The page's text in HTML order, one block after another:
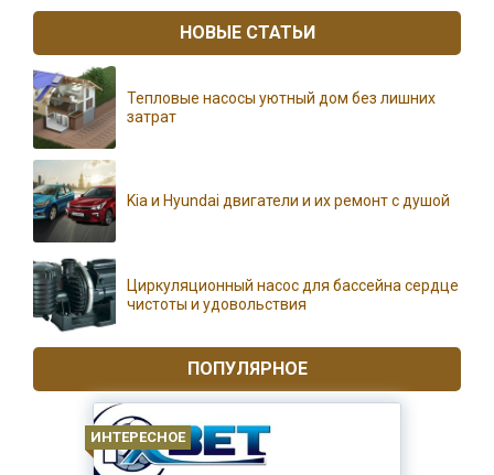
НОВЫЕ СТАТЬИ
Тепловые насосы уютный дом без лишних
затрат
Kia и Hyundai двигатели и их ремонт с душой
Циркуляционный насос для бассейна сердце
чистоты и удовольствия
ПОПУЛЯРНОЕ
ИНТЕРЕСНОЕ